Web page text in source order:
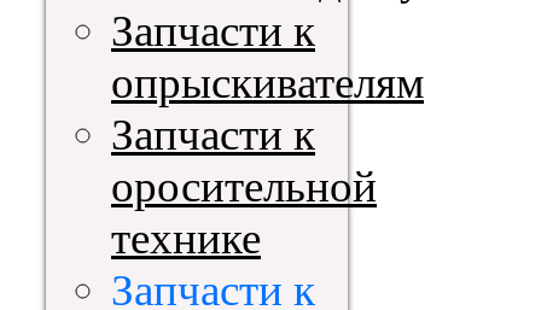
Запчасти к
опрыскивателям
Запчасти к
оросительной
технике
Запчасти к